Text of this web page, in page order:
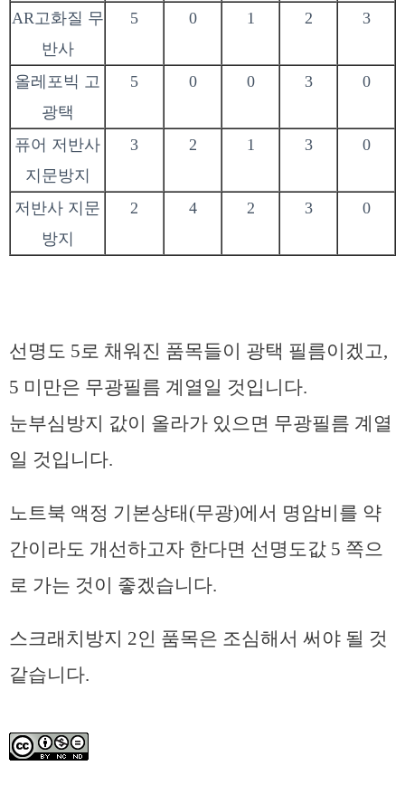
AR고화질 무
반사
5 0 1 2 3
올레포빅 고
광택
5 0 0 3 0
퓨어 저반사
지문방지
3 2 1 3 0
저반사 지문
방지
2 4 2 3 0
선명도 5로 채워진 품목들이 광택 필름이겠고,
5 미만은 무광필름 계열일 것입니다.
눈부심방지 값이 올라가 있으면 무광필름 계열
일 것입니다.
노트북 액정 기본상태(무광)에서 명암비를 약
간이라도 개선하고자 한다면 선명도값 5 쪽으
로 가는 것이 좋겠습니다.
스크래치방지 2인 품목은 조심해서 써야 될 것
같습니다.